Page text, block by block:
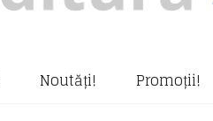
Noutăți! Promoții!